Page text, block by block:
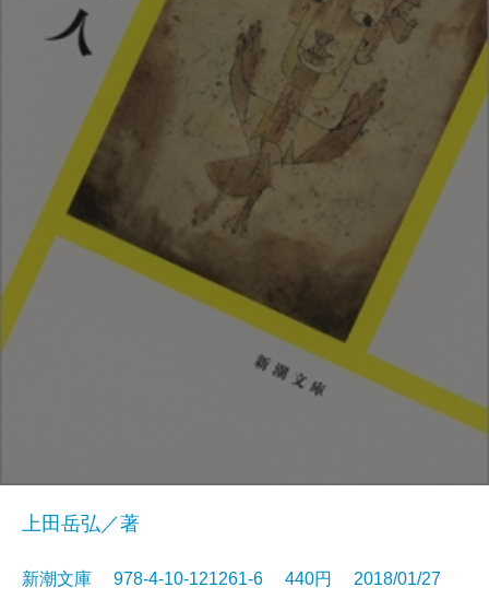
上田岳弘／著
新潮文庫 978-4-10-121261-6 440円 2018/01/27